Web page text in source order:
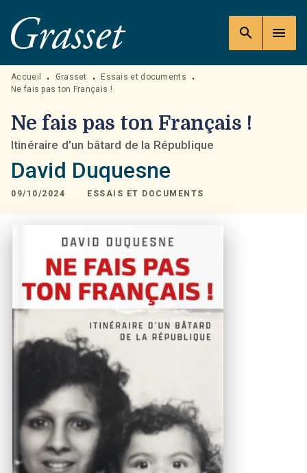
MENU RECHERCHE
PIED DE PAGE
search menu
Accueil • Grasset • Essais et documents
•
Ne fais pas ton Français !
Ne fais pas ton Français !
Itinéraire d'un bâtard de la République
David Duquesne
09/10/2024 ESSAIS ET DOCUMENTS